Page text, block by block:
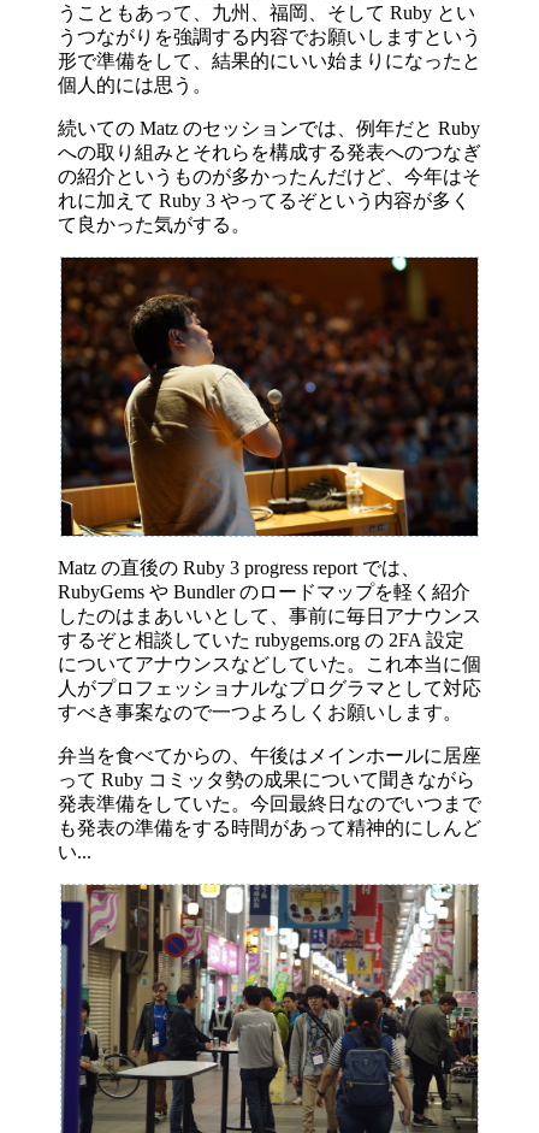
うこともあって、九州、福岡、そして Ruby とい
うつながりを強調する内容でお願いしますという
形で準備をして、結果的にいい始まりになったと
個人的には思う。
続いての Matz のセッションでは、例年だと Ruby
への取り組みとそれらを構成する発表へのつなぎ
の紹介というものが多かったんだけど、今年はそ
れに加えて Ruby 3 やってるぞという内容が多く
て良かった気がする。
Matz の直後の Ruby 3 progress report では、
RubyGems や Bundler のロードマップを軽く紹介
したのはまあいいとして、事前に毎日アナウンス
するぞと相談していた rubygems.org の 2FA 設定
についてアナウンスなどしていた。これ本当に個
人がプロフェッショナルなプログラマとして対応
すべき事案なので一つよろしくお願いします。
弁当を食べてからの、午後はメインホールに居座
って Ruby コミッタ勢の成果について聞きながら
発表準備をしていた。今回最終日なのでいつまで
も発表の準備をする時間があって精神的にしんど
い...